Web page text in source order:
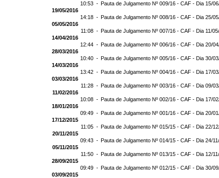
10:53 - Pauta de Julgamento Nº 009/16 - CAF - Dia 15/
19/05/2016
14:18 - Pauta de Julgamento Nº 008/16 - CAF - Dia 25/
05/05/2016
11:08 - Pauta de Julgamento Nº 007/16 - CAF - Dia 11/
14/04/2016
12:44 - Pauta de Julgamento Nº 006/16 - CAF - Dia 20/
28/03/2016
10:40 - Pauta de Julgamento Nº 005/16 - CAF - Dia 30/
14/03/2016
13:42 - Pauta de Julgamento Nº 004/16 - CAF - Dia 17/
03/03/2016
11:28 - Pauta de Julgamento Nº 003/16 - CAF - Dia 09/
11/02/2016
10:08 - Pauta de Julgamento Nº 002/16 - CAF - Dia 17/
18/01/2016
09:49 - Pauta de Julgamento Nº 001/16 - CAF - Dia 20/
17/12/2015
11:05 - Pauta de Julgamento Nº 015/15 - CAF - Dia 22/
20/11/2015
09:43 - Pauta de Julgamento Nº 014/15 - CAF - Dia 24/
05/11/2015
11:50 - Pauta de Julgamento Nº 013/15 - CAF - Dia 12/
28/09/2015
09:49 - Pauta de Julgamento Nº 012/15 - CAF - Dia 30/
03/09/2015